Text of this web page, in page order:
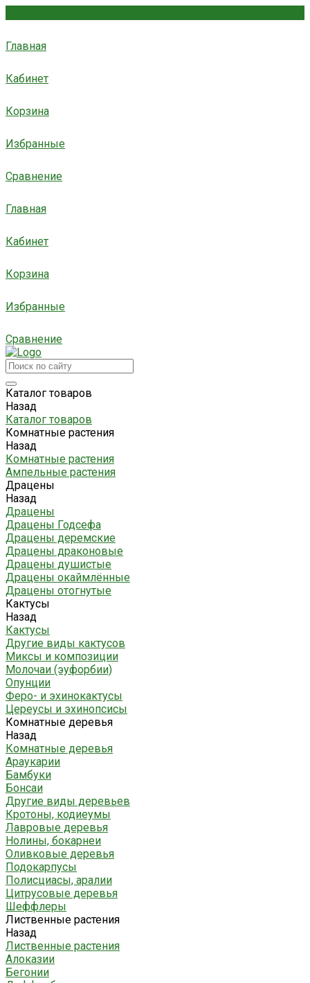
Главная
Кабинет
Корзина
Избранные
Сравнение
Главная
Кабинет
Корзина
Избранные
Сравнение
Каталог товаров
Назад
Каталог товаров
Комнатные растения
Назад
Комнатные растения
Ампельные растения
Драцены
Назад
Драцены
Драцены Годсефа
Драцены деремские
Драцены драконовые
Драцены душистые
Драцены окаймлённые
Драцены отогнутые
Кактусы
Назад
Кактусы
Другие виды кактусов
Миксы и композиции
Молочаи (эуфорбии)
Опунции
Феро- и эхинокактусы
Цереусы и эхинопсисы
Комнатные деревья
Назад
Комнатные деревья
Араукарии
Бамбуки
Бонсаи
Другие виды деревьев
Кротоны, кодиеумы
Лавровые деревья
Нолины, бокарнеи
Оливковые деревья
Подокарпусы
Полисциасы, аралии
Цитрусовые деревья
Шеффлеры
Лиственные растения
Назад
Лиственные растения
Алоказии
Бегонии